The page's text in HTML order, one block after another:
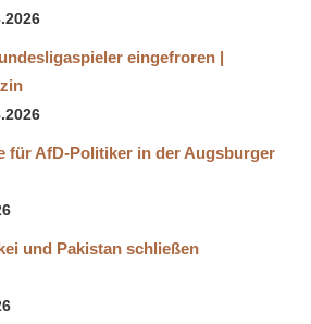
eingefroren |
für AfD-Politiker in der Augsburger
und Pakistan schließen